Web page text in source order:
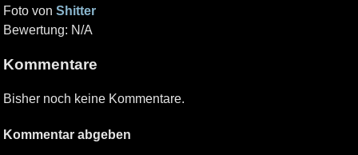
Foto von Shitter
Bewertung: N/A
Kommentare
Bisher noch keine Kommentare.
Kommentar abgeben